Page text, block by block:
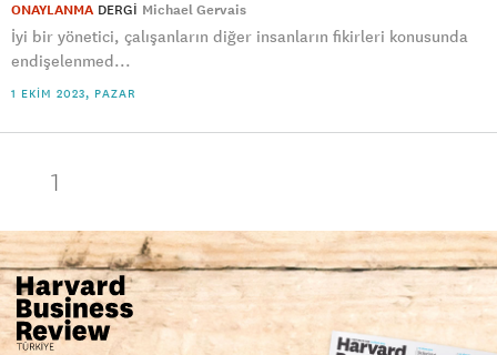
ONAYLANMA DERGI Michael Gervais
İyi bir yönetici, çalışanların diğer insanların fikirleri konusunda
endişelenmed...
1 EKIM 2023, PAZAR
1